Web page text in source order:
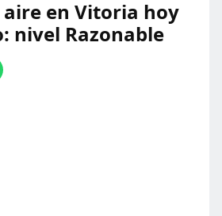
aire en Vitoria hoy
nivel Razonable